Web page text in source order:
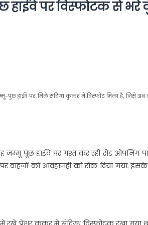
हाईवे पर विस्फोटक से
हाईवे पर मिले संदिग्ध कुकर में विस्फोट मिला है, जिसे अब
पूंछ हाईवे पर गश्त कर रही रोड ओपनिंग
वाहनों को आवहाजही को रोक दिया गया.